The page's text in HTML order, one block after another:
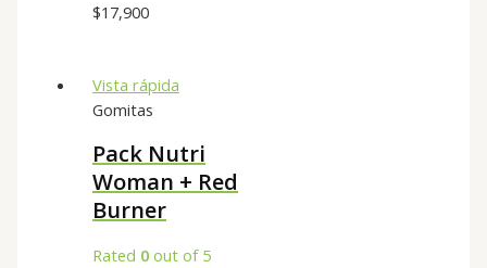
$17,900
Vista rápida
Gomitas
Pack Nutri
Woman + Red
Burner
Rated 0 out of 5